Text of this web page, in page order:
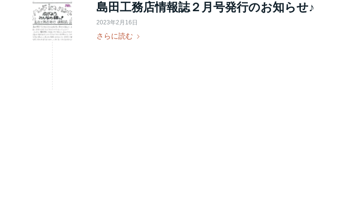
島田工務店情報誌２月号発行のお知らせ♪
2023年2月16日
さらに読む